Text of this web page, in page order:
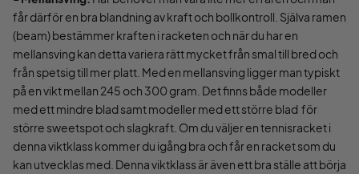
får därför en bra blandning av kraft och bollkontroll. Själva ramen
(beam) bestämmer kraften i racketen och när du har en
mellansving kan detta variera rätt mycket från smal till bred och
från spetsig till mer platt. Med en mellansving ligger man typiskt
på en vikt mellan 245 och 300 gram. Det finns både modeller
med ett mindre blad samt modeller med ett större blad för
större sweetspot och slagkraft. Om du väljer en tennisracket i
denna viktklass kommer du igång bra och får en racket som du
kan utvecklas med. Denna viktklass är även ett bra ställe att börja